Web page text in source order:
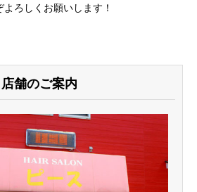
ろしくお願いします！
店舗のご案内